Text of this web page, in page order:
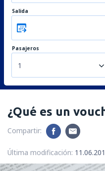
Salida
Pasajeros
1
¿Qué es un
Compartir:
Última modificación: